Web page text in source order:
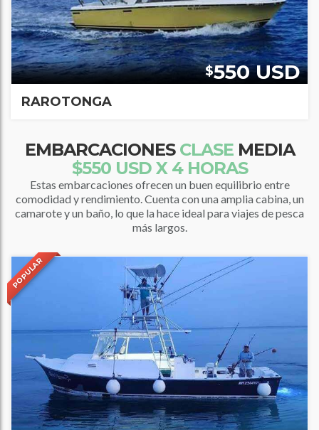
$550 USD
RAROTONGA
EMBARCACIONES CLASEMEDIA
$550 USD X 4 HORAS
Estas embarcaciones ofrecen un buen equilibrio entre
comodidad y rendimiento. Cuenta con una amplia cabina, un
camarote y un baño, lo que la hace ideal para viajes de pesca
más largos.
POPULAR